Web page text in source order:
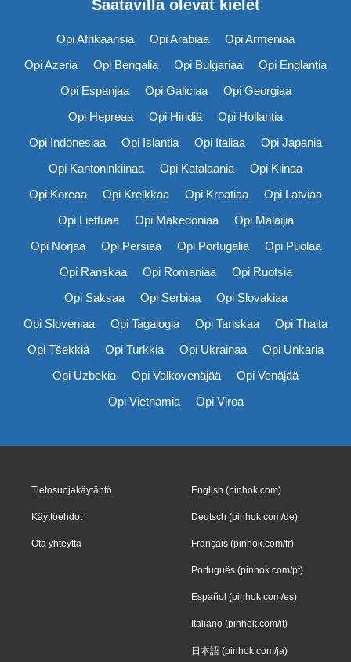
Saatavilla olevat kielet
Opi Afrikaansia Opi Arabiaa
Opi Armeniaa
Opi Azeria
Opi Bengalia Opi Bulgariaa
Opi Englantia
Opi Espanjaa
Opi Galiciaa
Opi Georgiaa
Opi Hepreaa
Opi Hindiä
Opi Hollantia
Opi Indonesiaa
Opi Islantia Opi Italiaa
Opi Japania
Opi Kantoninkiinaa
Opi Katalaania
Opi Kiinaa
Opi Koreaa
Opi Kreikkaa Opi Kroatiaa
Opi Latviaa
Opi Liettuaa
Opi Makedoniaa
Opi Malaijia
Opi Norjaa
Opi Persiaa Opi Portugalia
Opi Puolaa
Opi Ranskaa
Opi Romaniaa
Opi Ruotsia
Opi Saksaa
Opi Serbiaa
Opi Slovakiaa
Opi Sloveniaa
Opi Tagalogia Opi Tanskaa
Opi Thaita
Opi Tšekkiä
Opi Turkkia Opi Ukrainaa
Opi Unkaria
Opi Uzbekia
Opi Valkovenäjää
Opi Venäjää
Opi Vietnamia
Opi Viroa
Tietosuojakäytäntö
Käyttöehdot
Ota yhteyttä
English (pinhok.com)
Deutsch (pinhok.com/de)
Français (pinhok.com/fr)
Português (pinhok.com/pt)
Español (pinhok.com/es)
Italiano (pinhok.com/it)
日本語 (pinhok.com/ja)